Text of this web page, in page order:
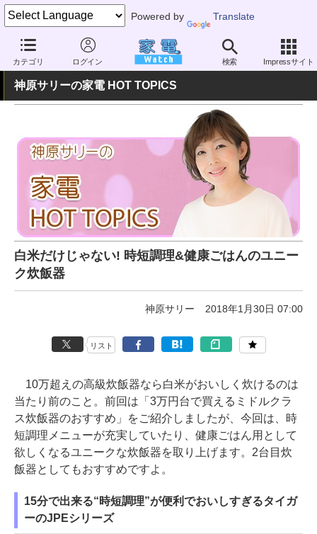
Powered by Translate
カテゴリ ログイン 検索 Impressサイト
家電 Watch 生活家電 炊飯器 大容量（5合以上）
神原サリーの家電 HOT TOPICS
白米だけじゃない! 時短調理&健康ごはんのユニー
ク炊飯器
神原サリー 2018年1月30日 07:00
リスト
10万超えの高級炊飯器なら白米がおいしく炊けるのは
当たり前のこと。前回は「3万円台で買えるミドルクラ
ス炊飯器のおすすめ」をご紹介しましたが、今回は、時
短調理メニューが充実していたり、健康ごはん用として
欲しくなるユニークな炊飯器を取り上げます。2台目炊
飯器としてもおすすめですよ。
15分で出来る“時短調理”が便利でおいしすぎるタイガ
ーのJPEシリーズ